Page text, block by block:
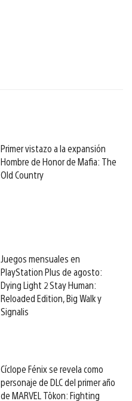
Primer vistazo a la expansión
Hombre de Honor de Mafia: The
Old Country
Juegos mensuales en
PlayStation Plus de agosto:
Dying Light 2 Stay Human:
Reloaded Edition, Big Walk y
Signalis
Cíclope Fénix se revela como
personaje de DLC del primer año
de MARVEL Tōkon: Fighting